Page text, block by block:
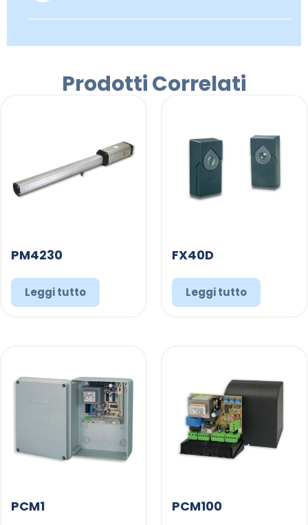
Prodotti Correlati
PM4230
Leggi tutto
FX40D
Leggi tutto
PCM1 PCM100